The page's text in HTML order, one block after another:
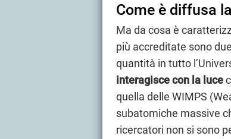
Come è diffusa
Ma da cosa è
più accreditate sono
quantità in tutto
interagisce con la luce
quella delle WIMPS
subatomiche massive
ricercatori non si sono